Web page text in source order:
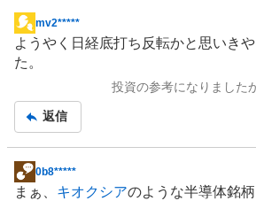
掲
示
板
mv2*****
ようやく日経底打ち反転かと思いき
た。
投資の参考になりました
返信
掲
0b8*****
まぁ、 キオクシアのような半導体銘